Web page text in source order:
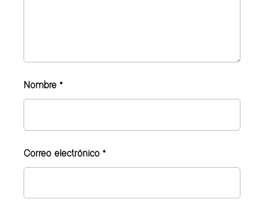
Nombre *
Correo electrónico *